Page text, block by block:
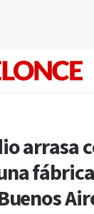
arrasa